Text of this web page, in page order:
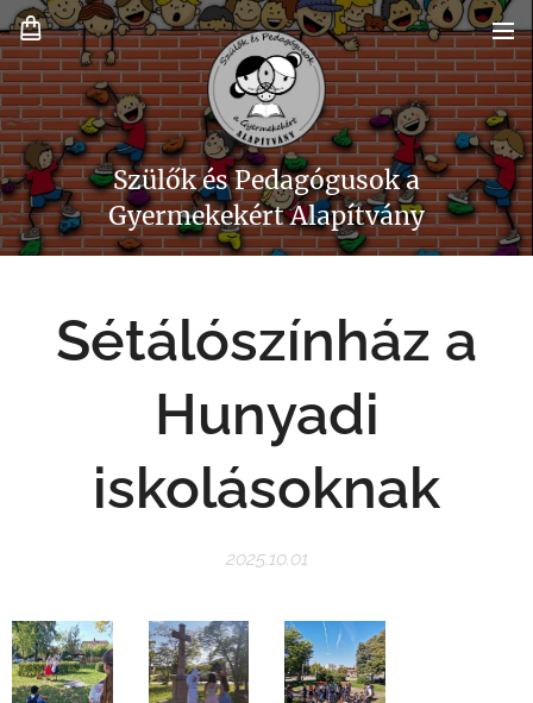
Szülők és Pedagógusok a
Gyermekekért Alapítvány
Sétálószínház a
Hunyadi
iskolásoknak
2025.10.01